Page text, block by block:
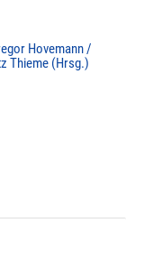
Hovemann /
Thieme (Hrsg.)